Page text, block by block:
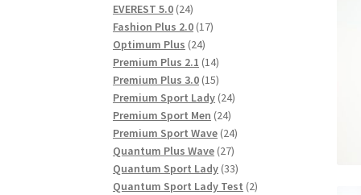
Produkte
EVEREST 5.0 2424
Produkte
Fashion Plus 2.0 1717
Optimum Plus 2424
Produkte
Premium Plus 2.1 1414
Produkte
Premium Plus 3.0 1515
Produkte
Premium Sport Lady 2424
Premium Sport Men 2424
Produkte
Premium Sport Wave 2424
Quantum Plus Wave 2727
Produkte
Quantum Sport Lady 3333
Produkte
Quantum Sport Lady Test 22